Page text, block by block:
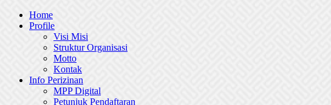
Skip
Home
Profile
Visi Misi
Struktur Organisasi
Motto
Kontak
Info Perizinan
MPP Digital
Petunjuk Pendaftaran